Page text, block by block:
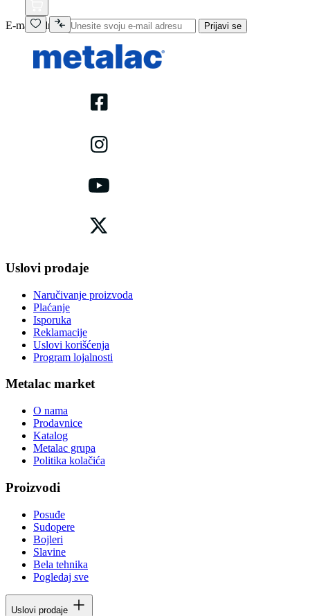
E-mail adresa Prijavi se
Uslovi prodaje
Naručivanje proizvoda
Plaćanje
Isporuka
Reklamacije
Uslovi korišćenja
Program lojalnosti
Metalac market
O nama
Prodavnice
Katalog
Metalac grupa
Politika kolačića
Proizvodi
Posuđe
Sudopere
Bojleri
Slavine
Bela tehnika
Pogledaj sve
Uslovi prodaje